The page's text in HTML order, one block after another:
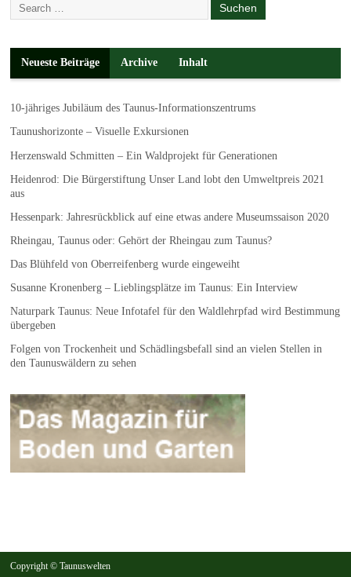
Neueste Beiträge Archive Inhalt
10-jähriges Jubiläum des Taunus-Informationszentrums
Taunushorizonte – Visuelle Exkursionen
Herzenswald Schmitten – Ein Waldprojekt für Generationen
Heidenrod: Die Bürgerstiftung Unser Land lobt den Umweltpreis 2021
aus
Hessenpark: Jahresrückblick auf eine etwas andere Museumssaison 2020
Rheingau, Taunus oder: Gehört der Rheingau zum Taunus?
Das Blühfeld von Oberreifenberg wurde eingeweiht
Susanne Kronenberg – Lieblingsplätze im Taunus: Ein Interview
Naturpark Taunus: Neue Infotafel für den Waldlehrpfad wird Bestimmung
übergeben
Folgen von Trockenheit und Schädlingsbefall sind an vielen Stellen in
den Taunuswäldern zu sehen
Copyright © Taunuswelten